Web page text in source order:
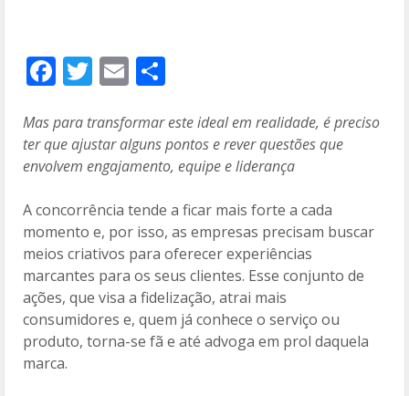
F
ac
e
b
o
o
k
T
w
itt
er
E
m
ai
l
m
p
ar
til
h
ar
Mas para transformar este ideal em realidade, é preciso
ter que ajustar alguns pontos e rever questões que
envolvem engajamento, equipe e liderança
A concorrência tende a ficar mais forte a cada
momento e, por isso, as empresas precisam buscar
meios criativos para oferecer experiências
marcantes para os seus clientes. Esse conjunto de
ações, que visa a fidelização, atrai mais
consumidores e, quem já conhece o serviço ou
produto, torna-se fã e até advoga em prol daquela
marca.